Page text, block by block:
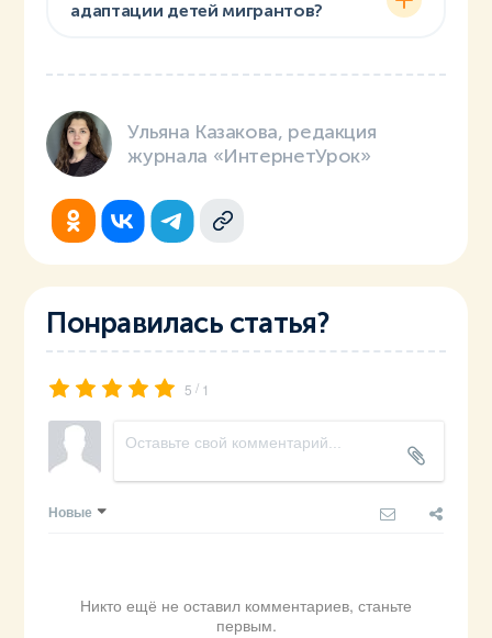
адаптации детей мигрантов?
Ульяна Казакова, редакция
журнала «ИнтернетУрок»
Понравилась статья?
5 / 1
Новые
Никто ещё не оставил комментариев, станьте
первым.